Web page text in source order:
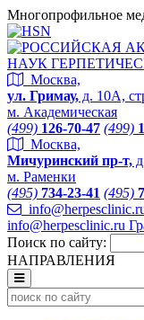
Многопрофильное
Москва,
ул. Гримау, д. 10А,
м. Академическая
(499) 126-70-47 (499)
Москва,
Мичуринский пр-т,
м. Раменки
(495) 734-23-41 (495)
info@herpesclinic.ru
Поиск по сайту:
НАПРАВЛЕНИЯ